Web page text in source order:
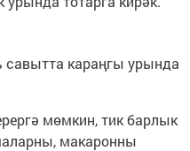
караңгы урында
мөмкин, тик барлык
макаронны